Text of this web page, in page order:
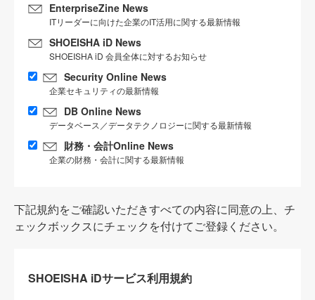
EnterpriseZine News
ITリーダーに向けた企業のIT活用に関する最新情報
SHOEISHA iD News
SHOEISHA iD 会員全体に対するお知らせ
Security Online News
企業セキュリティの最新情報
DB Online News
データベース／データテクノロジーに関する最新情報
財務・会計Online News
企業の財務・会計に関する最新情報
下記規約をご確認いただきすべての内容に同意の上、チ
ェックボックスにチェックを付けてご登録ください。
SHOEISHA iDサービス利用規約